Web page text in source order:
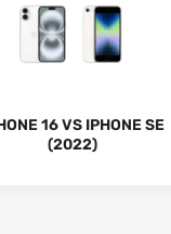
16 VS IPHONE SE
(2022)